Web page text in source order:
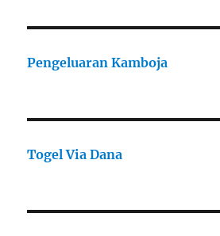
Pengeluaran Kamboja
Togel Via Dana